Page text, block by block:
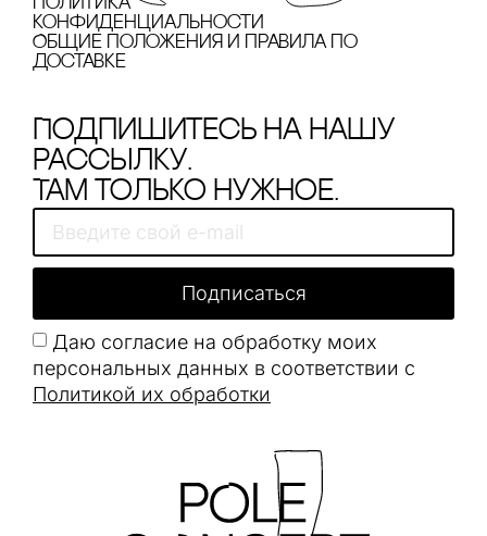
Политика
конфиденциальности
Общие положения и правила по
доставке
Подпишитесь на нашу
рассылку.
Там только нужное.
Даю согласие на обработку моих
персональных данных в соответствии с
Политикой их обработки
Подписаться